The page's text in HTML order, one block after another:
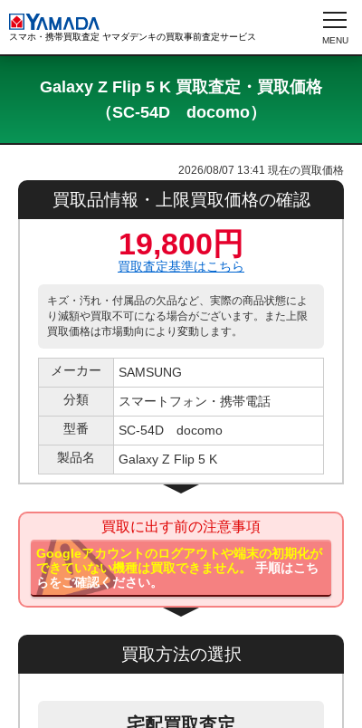
スマホ・携帯買取査定 ヤマダデンキの買取事前査定サービス
Galaxy Z Flip 5 K 買取査定・買取価格
（SC-54D docomo）
2026/08/07 13:41 現在の買取価格
買取品情報・上限買取価格の確認
19,800円
買取査定基準はこちら
キズ・汚れ・付属品の欠品など、実際の商品状態によ
り減額や買取不可になる場合がございます。また上限
買取価格は市場動向により変動します。
メーカー
SAMSUNG
分類
スマートフォン・携帯電話
型番
SC-54D docomo
製品名
Galaxy Z Flip 5 K
買取に出す前の注意事項
Googleアカウントのログアウトや端末の初期化が
できていない機種は買取できません。
手順はこち
らをご確認ください。
買取方法の選択